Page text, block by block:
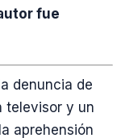
fue
denuncia de
televisor y un
aprehensión